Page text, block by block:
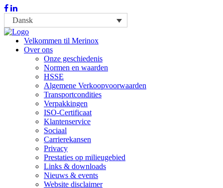
Dansk
Velkommen til Merinox
Over ons
Onze geschiedenis
Normen en waarden
HSSE
Algemene Verkoopvoorwaarden
Transportcondities
Verpakkingen
ISO-Certificaat
Klantenservice
Sociaal
Carrierekansen
Privacy
Prestaties op milieugebied
Links & downloads
Nieuws & events
Website disclaimer